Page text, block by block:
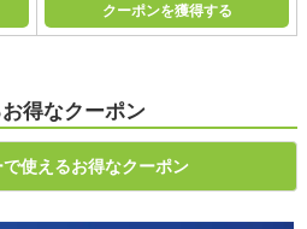
クーポンを獲得する
得なクーポン
使えるお得なクーポン